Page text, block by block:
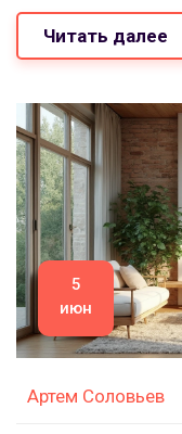
понятно. Будет
выбору и
подобрать его для
Читать далее
5
июн
Артем Соловьев